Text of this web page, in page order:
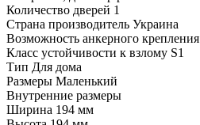
Количество дверей 1
Страна производитель Украина
Возможность анкерного крепления
Класс устойчивости к взлому S1
Тип Для дома
Размеры Маленький
Внутренние размеры
Ширина 194 мм